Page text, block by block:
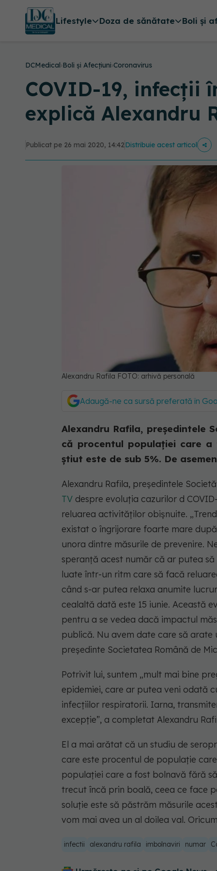
Lifestyle Doza de sănătate Boli și
DCMedical›Boli și Afecțiuni›Coronavirus
COVID-19, infecții
explică Alexandru
Publicat pe 26 mai 2020, 14:42Distribuie acest articol
Alexandru Rafila FOTO: arhivă personală
Adaugă-ne ca sursă preferată în
Alexandru Rafila, președintele
că procentul populației care
știut este de sub 5%. De
Alexandru Rafila, președintele
TV despre evoluția cazurilor d
reluarea activităților obișnuite.
existat o îngrijorare foarte mare
unora dintre măsurile de prevenire.
speranță acest număr că ar putea
luate într-un ritm care să facă
când s-ar putea relaxa anumite
cealaltă dată este 15 iunie. Această
pentru a se vedea dacă impactul
publică. Nu avem date care să arate
președinte Societatea Română de
Potrivit lui, suntem „mult mai bine
epidemiei, care ar putea veni odată
infecțiilor respiratorii. Iarna,
excepție”, a completat Alexandru
El a mai arătat că un studiu de
care este procentul de populație
populației care a fost bolnavă fără
trecut încă prin boală, ceea ce face
soluție este să păstrăm măsurile
vom mai avea un al doilea val.
infectii alexandru rafila imbolnaviri numar